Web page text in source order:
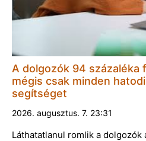
A dolgozók 94 százaléka
mégis csak minden
segítséget
2026. augusztus. 7. 23:31
Láthatatlanul romlik a dolgozók